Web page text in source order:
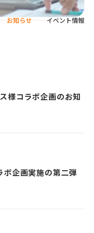
お知らせ イベント情報
様コラボ企画のお知
企画実施の第二弾